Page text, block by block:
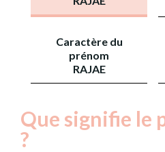
Caractère du
prénom
RAJAE
Que signifie le
?